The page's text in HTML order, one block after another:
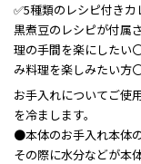
✅5種類のレシピ付きカ
黒煮豆のレシピが付属
理の手間を楽にしたい
み料理を楽しみたい方
お手入れについてご使
を冷まします。
●本体のお手入れ本体
その際に水分などが本